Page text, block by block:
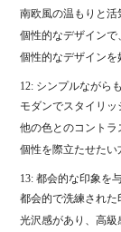
南欧風の温もりと活
個性的なデザインで
個性的なデザインを
12: シンプルながら
モダンでスタイリッ
他の色とのコントラ
個性を際立たせたい
13: 都会的な印象を
都会的で洗練された
光沢感があり、高級